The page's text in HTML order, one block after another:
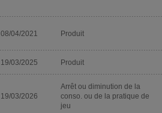
08/04/2021 Produit
19/03/2025 Produit
19/03/2026
Arrêt ou diminution de la
conso. ou de la pratique de
jeu